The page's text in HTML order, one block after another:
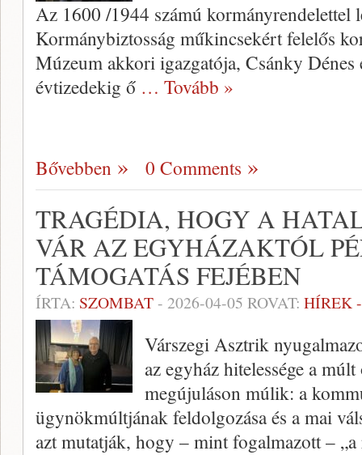
Az 1600 /1944 számú kormányrendelettel
Kormánybiztosság műkincsekért felelős
Múzeum akkori igazgatója, Csánky
évtizedekig ő … Tovább »
Bővebben 0 Comments
TRAGÉDIA, HOGY A
VÁR AZ EGYHÁZAKTÓL
TÁMOGATÁS FEJÉBEN
ÍRTA: SZOMBAT- 2026-04-05 ROVAT: HÍREK
Várszegi Asztrik
az egyház hitelessége a
megújuláson múlik: a
ügynökmúltjának feldolgozása és a mai
azt mutatják, hogy – mint fogalmazott –